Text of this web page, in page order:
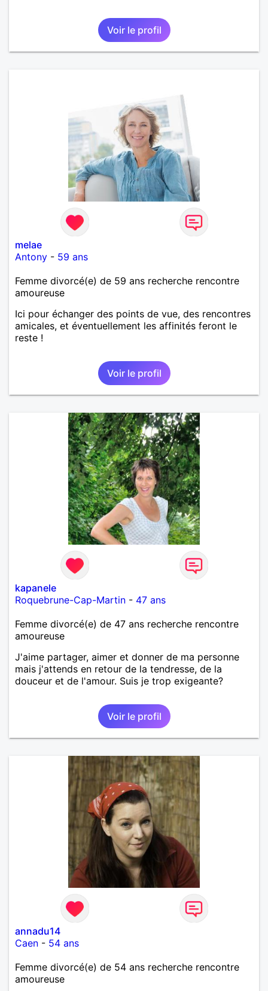
Voir le profil
melae
Antony - 59 ans
Femme divorcé(e) de 59 ans recherche rencontre
amoureuse
Ici pour échanger des points de vue, des rencontres
amicales, et éventuellement les affinités feront le
reste !
Voir le profil
kapanele
Roquebrune-Cap-Martin - 47 ans
Femme divorcé(e) de 47 ans recherche rencontre
amoureuse
J'aime partager, aimer et donner de ma personne
mais j'attends en retour de la tendresse, de la
douceur et de l'amour. Suis je trop exigeante?
Voir le profil
annadu14
Caen - 54 ans
Femme divorcé(e) de 54 ans recherche rencontre
amoureuse